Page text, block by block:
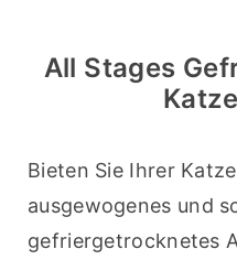
All Stages
Bieten Sie Ihrer
ausgewogenes und
gefriergetrocknetes